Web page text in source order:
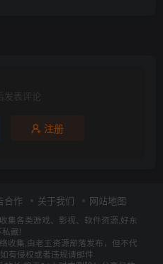
发表评论
注册
合作 关于我们 网站地图
集各类游戏、影视、软件资源,好东
私藏!
收集,由老王资源部落发布，但不代
有侵权或者违规请邮件